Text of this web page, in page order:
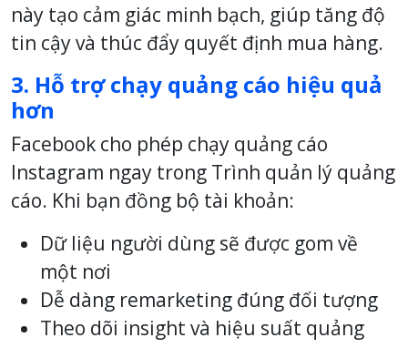
này tạo cảm giác minh bạch, giúp tăng độ
tin cậy và thúc đẩy quyết định mua hàng.
3. Hỗ trợ chạy quảng cáo hiệu quả
hơn
Facebook cho phép chạy quảng cáo
Instagram ngay trong Trình quản lý quảng
cáo. Khi bạn đồng bộ tài khoản:
Dữ liệu người dùng sẽ được gom về
một nơi
Dễ dàng remarketing đúng đối tượng
Theo dõi insight và hiệu suất quảng